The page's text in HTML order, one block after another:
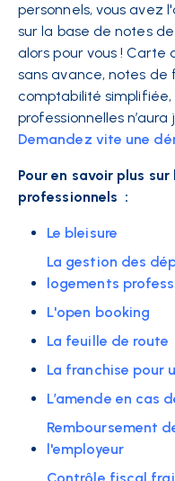
personnels, vous avez
sur la base de notes
alors pour vous !
sans avance, notes de
comptabilité
professionnelles
Demandez vite une
Pour en savoir plus
professionnels :
Le bleisure
La gestion des
logements
L'open booking
La feuille de route
La franchise pour
L’amende en cas
Remboursement
l'employeur